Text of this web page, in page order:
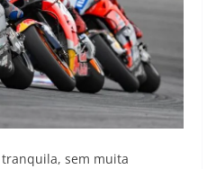
sem muita